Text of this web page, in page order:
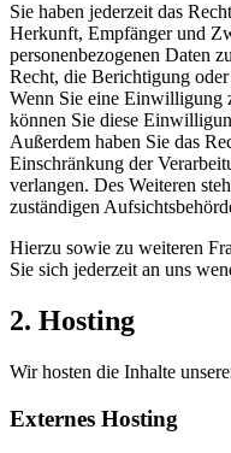
Sie haben jederzeit das
Herkunft, Empfänger und
personenbezogenen Daten
Recht, die Berichtigung
Wenn Sie eine Einwilligung
können Sie diese
Außerdem haben Sie das
Einschränkung der
verlangen. Des Weiteren
zuständigen
Hierzu sowie zu weiteren
Sie sich jederzeit an uns
2. Hosting
Wir hosten die Inhalte
Externes Hosting